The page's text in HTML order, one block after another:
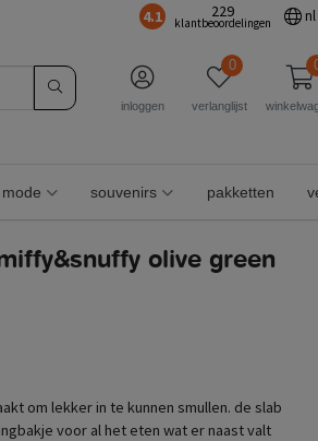
4.1 229
klantbeoordelingen nl
inloggen
0
verlanglijst
mode souvenirs pakketten
olive green
om lekker in te kunnen smullen. de slab
voor al het eten wat er naast valt